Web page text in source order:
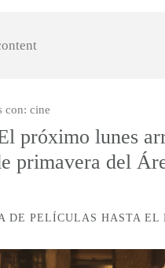
con: cine
próximo lunes
primavera del
DE PELÍCULAS HASTA EL